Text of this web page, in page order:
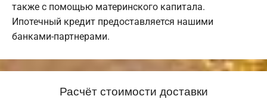
также с помощью материнского капитала.
Ипотечный кредит предоставляется нашими
банками-партнерами.
Расчёт стоимости доставки